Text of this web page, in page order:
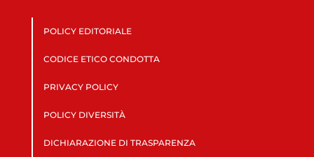
POLICY EDITORIALE
CODICE ETICO CONDOTTA
PRIVACY POLICY
POLICY DIVERSITÀ
DICHIARAZIONE DI TRASPARENZA